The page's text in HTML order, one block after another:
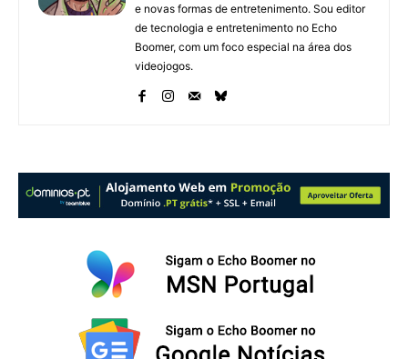
e novas formas de entretenimento. Sou editor
de tecnologia e entretenimento no Echo
Boomer, com um foco especial na área dos
videojogos.